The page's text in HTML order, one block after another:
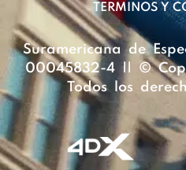
TERMINOS Y
Suramericana de
00045832-4 || ©
Todos los